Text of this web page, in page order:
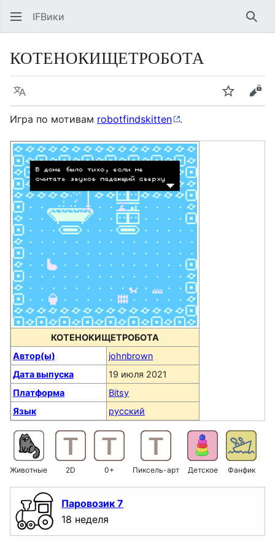
IFВики
КОТЕНОКИЩЕТРОБОТА
Язык Следить
Игра по мотивам robotfindskitten .
КОТЕНОКИЩЕТРОБОТА
Автор(ы)
johnbrown
Дата выпуска
19 июля 2021
Платформа
Bitsy
Язык
русский
Животные 2D 0+ Пиксель-арт Детское Фанфик
Паровозик 7
18 неделя